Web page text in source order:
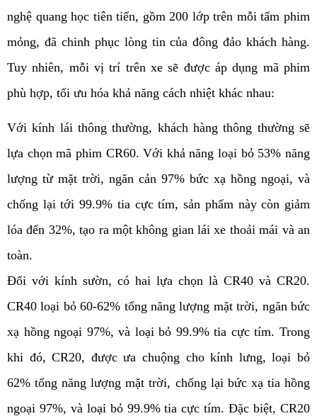
nghệ quang học tiên tiến, gồm 200 lớp trên mỗi tấm phim
mỏng, đã chinh phục lòng tin của đông đảo khách hàng.
Tuy nhiên, mỗi vị trí trên xe sẽ được áp dụng mã phim
phù hợp, tối ưu hóa khả năng cách nhiệt khác nhau:
Với kính lái thông thường, khách hàng thông thường sẽ
lựa chọn mã phim CR60. Với khả năng loại bỏ 53% năng
lượng từ mặt trời, ngăn cản 97% bức xạ hồng ngoại, và
chống lại tới 99.9% tia cực tím, sản phẩm này còn giảm
lóa đến 32%, tạo ra một không gian lái xe thoải mái và an
toàn.
Đối với kính sườn, có hai lựa chọn là CR40 và CR20.
CR40 loại bỏ 60-62% tổng năng lượng mặt trời, ngăn bức
xạ hồng ngoại 97%, và loại bỏ 99.9% tia cực tím. Trong
khi đó, CR20, được ưa chuộng cho kính lưng, loại bỏ
62% tổng năng lượng mặt trời, chống lại bức xạ tia hồng
ngoại 97%, và loại bỏ 99.9% tia cực tím. Đặc biệt, CR20